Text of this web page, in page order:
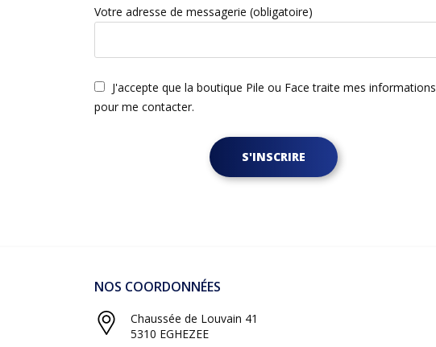
Votre adresse de messagerie (obligatoire)
J'accepte que la boutique Pile ou Face traite mes informations
pour me contacter.
S'INSCRIRE
NOS COORDONNÉES
Chaussée de Louvain 41
5310 EGHEZEE